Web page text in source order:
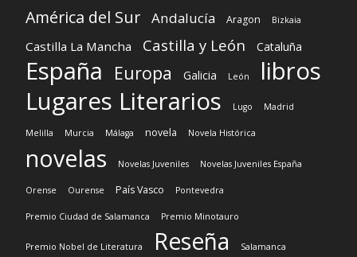
América del Sur Andalucía Aragon Bizkaia
Castilla La Mancha Castilla y León Cataluña
España Europa Galicia León
libros
Lugares Literarios
Lugo Madrid
Melilla Murcia Málaga novela Novela Histórica
novelas Novelas Juveniles Novelas Juveniles España
Orense Ourense País Vasco Pontevedra
Premio Ciudad de Salamanca Premio Minotauro
Premio Nobel de Literatura Reseña Salamanca